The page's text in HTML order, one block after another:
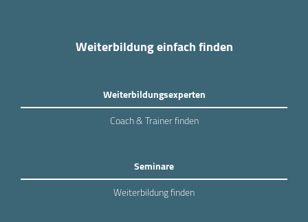
Weiterbildung einfach finden
Weiterbildungsexperten
Coach & Trainer finden
Seminare
Weiterbildung finden